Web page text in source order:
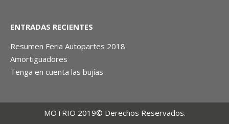
ENTRADAS RECIENTES
Resumen Feria Autopartes 2018
Amortiguadores
Tenga en cuenta las bujías
MOTRIO 2019© Derechos Reservados.